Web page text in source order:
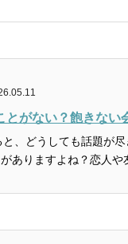
がない？飽きない
、どうしても話題が
ありますよね？恋人や